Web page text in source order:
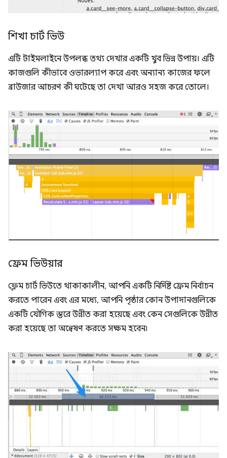
শিখা চার্ট ভিউ
এটি টাইমলাইনে উপলব্ধ তথ্য দেখার একটি খুব ভিন্ন উপায়। এটি
কাজগুলি কীভাবে ওভারল্যাপ করে এবং অন্যান্য কাজের ফলে
ব্রাউজার আচরণ কী ঘটেছে তা দেখা আরও সহজ করে তোলে।
ফ্রেম ভিউয়ার
ফ্লেম চার্ট ভিউতে থাকাকালীন, আপনি একটি নির্দিষ্ট ফ্রেম নির্বাচন
করতে পারেন এবং এর মধ্যে, আপনি পৃষ্ঠার কোন উপাদানগুলিকে
একটি যৌগিক স্তরে উন্নীত করা হয়েছে এবং কেন সেগুলিকে উন্নীত
করা হয়েছে তা অন্বেষণ করতে সক্ষম হবেন৷